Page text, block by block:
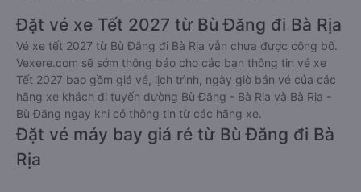
Đặt vé xe Tết 2027 từ Bù Đăng đi Bà Rịa
Vé xe tết 2027 từ Bù Đăng đi Bà Rịa vẫn chưa được công bố.
Vexere.com sẽ sớm thông báo cho các bạn thông tin vé xe
Tết 2027 bao gồm giá vé, lịch trình, ngày giờ bán vé của các
hãng xe khách đi tuyến đường Bù Đăng - Bà Rịa và Bà Rịa -
Bù Đăng ngay khi có thông tin từ các hãng xe.
Đặt vé máy bay giá rẻ từ Bù Đăng đi Bà
Rịa